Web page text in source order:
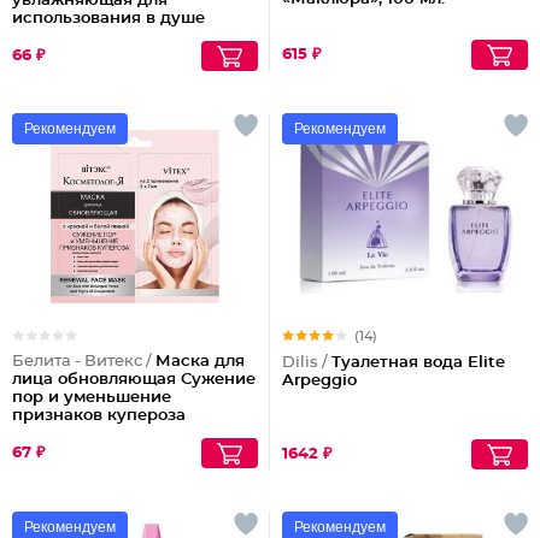
использования в душе
66 ₽ 615 ₽
Рекомендуем
Белита - Витекс / Маска для
лица обновляющая Сужение
пор и уменьшение
признаков купероза
67 ₽
Рекомендуем
(14)
Dilis / Туалетная вода Elite
Arpeggio
1642 ₽
Рекомендуем Рекомендуем